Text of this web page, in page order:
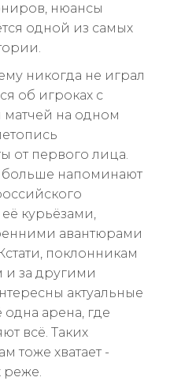
нюансы
одной из самых
никогда не играл
об игроках с
на одном
от первого лица.
больше напоминают
курьёзами,
авантюрами
поклонникам
и за другими
актуальные
одна арена, где
всё. Таких
тоже хватает -
реже.